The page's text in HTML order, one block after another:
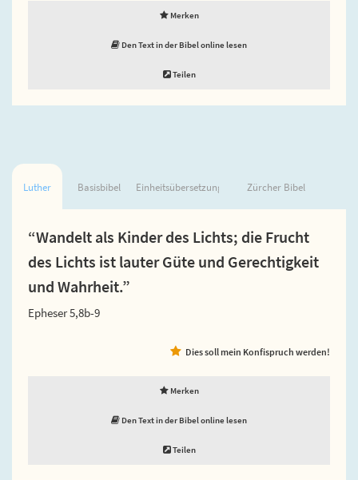
Merken
Den Text in der Bibel online lesen
Teilen
Luther Basisbibel Einheitsübersetzung Zürcher Bibel
“Wandelt als Kinder des Lichts; die Frucht
des Lichts ist lauter Güte und Gerechtigkeit
und Wahrheit.”
Epheser 5,8b-9
Dies soll mein Konfispruch werden!
Merken
Den Text in der Bibel online lesen
Teilen